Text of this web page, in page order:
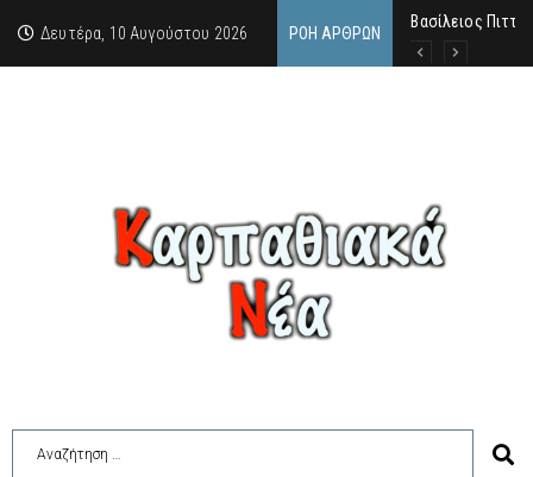
Δευτέρα, 10 Αυγούστου 2026 ΡΟΉ ΆΡΘΡΩΝ
Βασίλειος
Σαν σήμερα,
Μανόλης Μελάς: